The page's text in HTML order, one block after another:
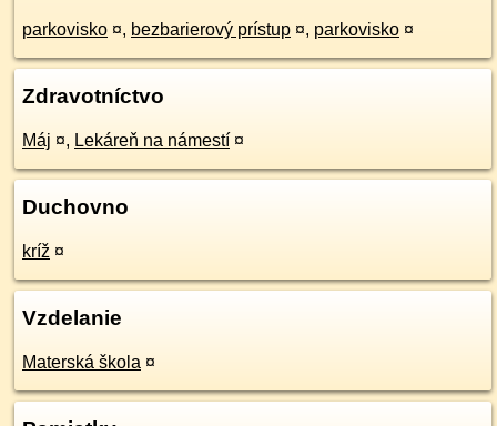
parkovisko ¤, bezbarierový prístup ¤, parkovisko ¤
Zdravotníctvo
Máj ¤, Lekáreň na námestí ¤
Duchovno
kríž ¤
Vzdelanie
Materská škola ¤